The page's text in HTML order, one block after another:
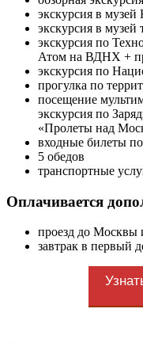
экскурсия в
экскурсия в музей
экскурсия по
Атом на ВДНХ +
экскурсия по
прогулка по
посещение
экскурсия по
«Пролеты над
входные билеты
5 обедов
транспортные
Оплачивается
проезд до Москвы
завтрак в первый